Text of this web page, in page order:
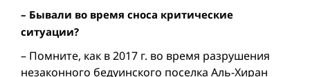
– Бывали во время сноса критические
ситуации?
– Помните, как в 2017 г. во время разрушения
незаконного бедуинского поселка Аль-Хиран